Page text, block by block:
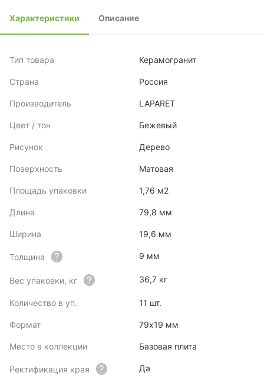
Характеристики Описание
Тип товара Керамогранит
Страна Россия
Производитель LAPARET
Цвет / тон Бежевый
Рисунок Дерево
Поверхность Матовая
Площадь упаковки 1,76 м2
Длина 79,8 мм
Ширина 19,6 мм
Толщина 9 мм
Вес упаковки, кг 36,7 кг
Количество в уп. 11 шт.
Формат 79x19 мм
Место в коллекции Базовая плита
Ректификация края Да